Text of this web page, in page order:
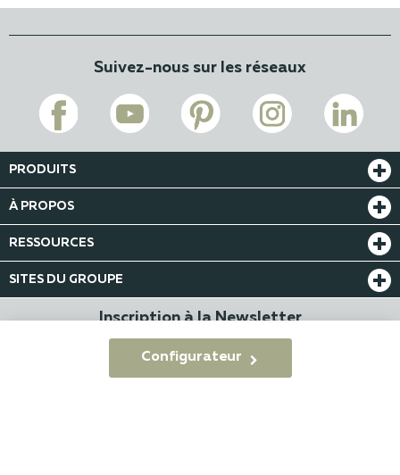
Inscription à la Newsletter
Suivez-nous sur les réseaux
PRODUITS
À PROPOS
RESSOURCES
SITES DU GROUPE
Configurateur